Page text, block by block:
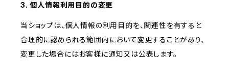
3. 個人情報利用目的の変更
当ショップは、個人情報の利用目的を、関連性を有すると
合理的に認められる範囲内において変更することがあり、
変更した場合にはお客様に通知又は公表します。